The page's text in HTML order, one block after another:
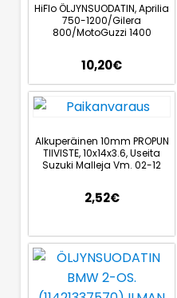
HiFlo ÖLJYNSUODATIN, Aprilia
750-1200/Gilera
800/MotoGuzzi 1400
10,20€
Alkuperäinen 10mm PROPUN
TIIVISTE, 10x14x3.6, Useita
Suzuki Malleja Vm. 02-12
2,52€